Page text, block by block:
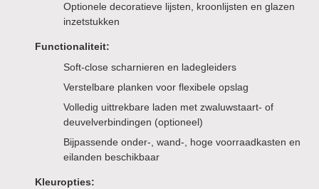
Optionele decoratieve lijsten, kroonlijsten en glazen
inzetstukken
Functionaliteit:
Soft-close scharnieren en ladegleiders
Verstelbare planken voor flexibele opslag
Volledig uittrekbare laden met zwaluwstaart- of
deuvelverbindingen (optioneel)
Bijpassende onder-, wand-, hoge voorraadkasten en
eilanden beschikbaar
Kleuropties: